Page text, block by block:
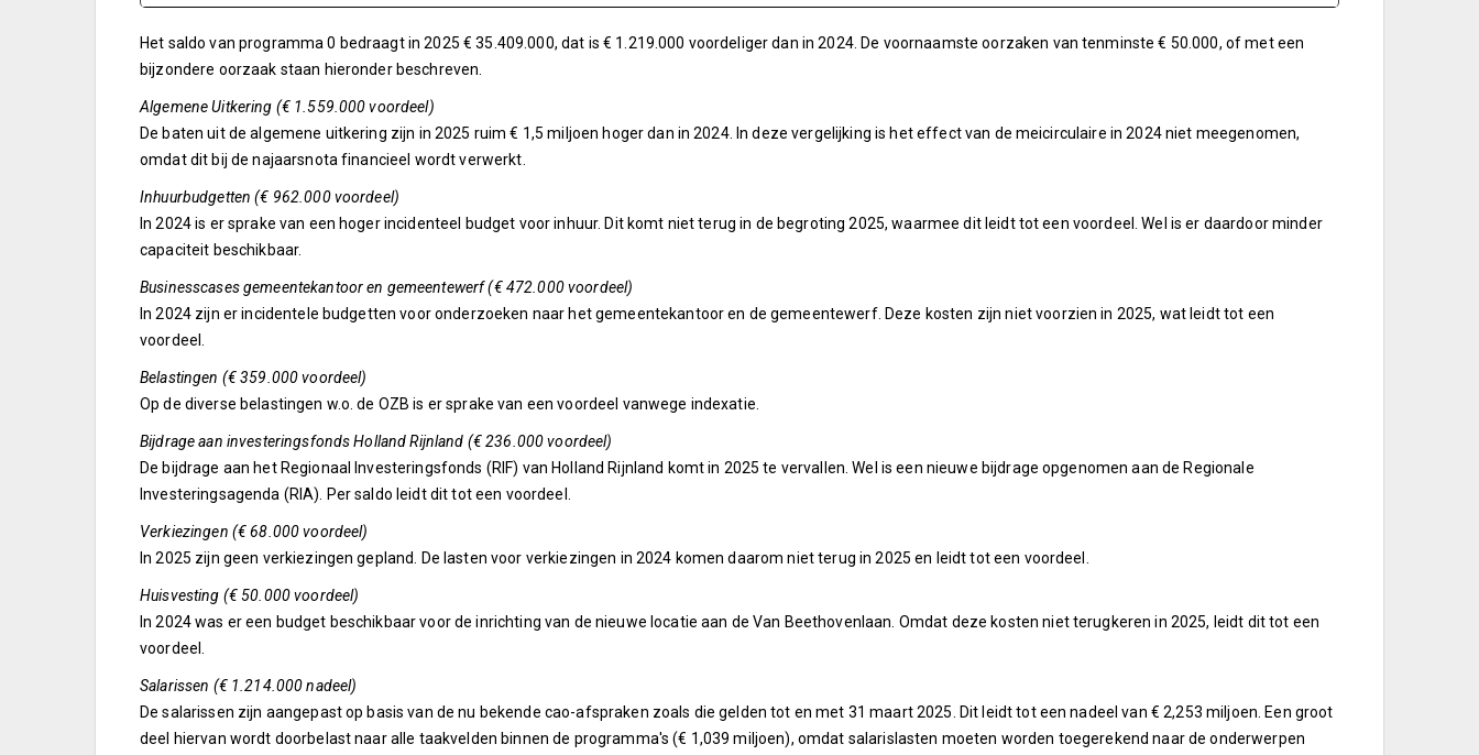
Het saldo van programma 0 bedraagt in 2025 € 35.409.000, dat is € 1.219.000 voordeliger dan in 2024. De voornaamste oorzaken van tenminste € 50.000, of met een
bijzondere oorzaak staan hieronder beschreven.
Algemene Uitkering (€ 1.559.000 voordeel)
De baten uit de algemene uitkering zijn in 2025 ruim € 1,5 miljoen hoger dan in 2024. In deze vergelijking is het effect van de meicirculaire in 2024 niet meegenomen,
omdat dit bij de najaarsnota financieel wordt verwerkt.
Inhuurbudgetten (€ 962.000 voordeel)
In 2024 is er sprake van een hoger incidenteel budget voor inhuur. Dit komt niet terug in de begroting 2025, waarmee dit leidt tot een voordeel. Wel is er daardoor minder
capaciteit beschikbaar.
Businesscases gemeentekantoor en gemeentewerf (€ 472.000 voordeel)
In 2024 zijn er incidentele budgetten voor onderzoeken naar het gemeentekantoor en de gemeentewerf. Deze kosten zijn niet voorzien in 2025, wat leidt tot een
voordeel.
Belastingen (€ 359.000 voordeel)
Op de diverse belastingen w.o. de OZB is er sprake van een voordeel vanwege indexatie.
Bijdrage aan investeringsfonds Holland Rijnland (€ 236.000 voordeel)
De bijdrage aan het Regionaal Investeringsfonds (RIF) van Holland Rijnland komt in 2025 te vervallen. Wel is een nieuwe bijdrage opgenomen aan de Regionale
Investeringsagenda (RIA). Per saldo leidt dit tot een voordeel.
Verkiezingen (€ 68.000 voordeel)
In 2025 zijn geen verkiezingen gepland. De lasten voor verkiezingen in 2024 komen daarom niet terug in 2025 en leidt tot een voordeel.
Huisvesting (€ 50.000 voordeel)
In 2024 was er een budget beschikbaar voor de inrichting van de nieuwe locatie aan de Van Beethovenlaan. Omdat deze kosten niet terugkeren in 2025, leidt dit tot een
voordeel.
Salarissen (€ 1.214.000 nadeel)
De salarissen zijn aangepast op basis van de nu bekende cao-afspraken zoals die gelden tot en met 31 maart 2025. Dit leidt tot een nadeel van € 2,253 miljoen. Een groot
deel hiervan wordt doorbelast naar alle taakvelden binnen de programma's (€ 1,039 miljoen), omdat salarislasten moeten worden toegerekend naar de onderwerpen